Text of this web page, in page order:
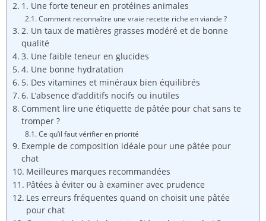
1. Une forte teneur en protéines animales
Comment reconnaître une vraie recette riche en viande ?
2. Un taux de matières grasses modéré et de bonne
qualité
3. Une faible teneur en glucides
4. Une bonne hydratation
5. Des vitamines et minéraux bien équilibrés
6. L’absence d’additifs nocifs ou inutiles
Comment lire une étiquette de pâtée pour chat sans te
tromper ?
Ce qu’il faut vérifier en priorité
Exemple de composition idéale pour une pâtée pour
chat
Meilleures marques recommandées
Pâtées à éviter ou à examiner avec prudence
Les erreurs fréquentes quand on choisit une pâtée
pour chat